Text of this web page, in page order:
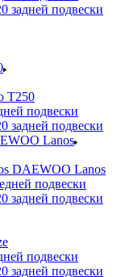
задней подвески
T250
подвески
задней подвески
Lanos
DAEWOO Lanos
подвески
задней подвески
подвески
задней подвески